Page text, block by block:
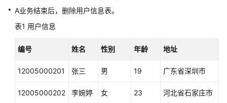
快
速
门
用
指
A业务结束后，删除用户信息表。
表1 用户信息
编号 姓名 性别 年龄 地址
12005000201 张三 男 19 广东省深圳市
12005000202 李婉婷 女 23 河北省石家庄市